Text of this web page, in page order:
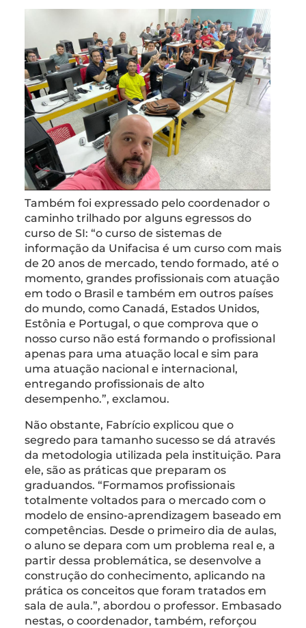
Também foi expressado pelo coordenador o
caminho trilhado por alguns egressos do
curso de SI: “o curso de sistemas de
informação da Unifacisa é um curso com mais
de 20 anos de mercado, tendo formado, até o
momento, grandes profissionais com atuação
em todo o Brasil e também em outros países
do mundo, como Canadá, Estados Unidos,
Estônia e Portugal, o que comprova que o
nosso curso não está formando o profissional
apenas para uma atuação local e sim para
uma atuação nacional e internacional,
entregando profissionais de alto
desempenho.”, exclamou.
Não obstante, Fabrício explicou que o
segredo para tamanho sucesso se dá através
da metodologia utilizada pela instituição. Para
ele, são as práticas que preparam os
graduandos. “Formamos profissionais
totalmente voltados para o mercado com o
modelo de ensino-aprendizagem baseado em
competências. Desde o primeiro dia de aulas,
o aluno se depara com um problema real e, a
partir dessa problemática, se desenvolve a
construção do conhecimento, aplicando na
prática os conceitos que foram tratados em
sala de aula.”, abordou o professor. Embasado
nestas, o coordenador, também, reforçou